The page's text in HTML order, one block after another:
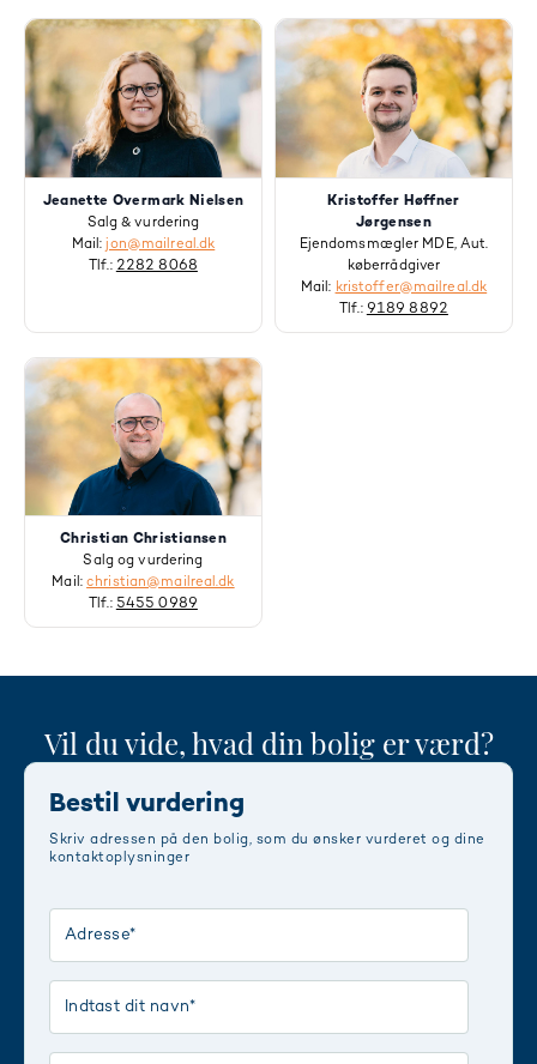
Jeanette Overmark Nielsen
Salg & vurdering
Mail:jon@mailreal.dk
Tlf.: 2282 8068
Kristoffer Høffner
Jørgensen
Ejendomsmægler MDE, Aut.
køberrådgiver
Mail: kristoffer@mailreal.dk
Tlf.: 9189 8892
Christian Christiansen
Salg og vurdering
Mail:christian@mailreal.dk
Tlf.: 5455 0989
Vil du vide, hvad din bolig er værd?
Bestil vurdering
Skriv adressen på den bolig, som du ønsker vurderet og dine
kontaktoplysninger